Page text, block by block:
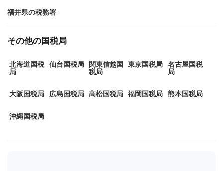
福井県の税務署
その他の国税局
北海道国税
局
仙台国税局 関東信越国
税局
東京国税局 名古屋国税
局
大阪国税局 広島国税局 高松国税局 福岡国税局 熊本国税局
沖縄国税局